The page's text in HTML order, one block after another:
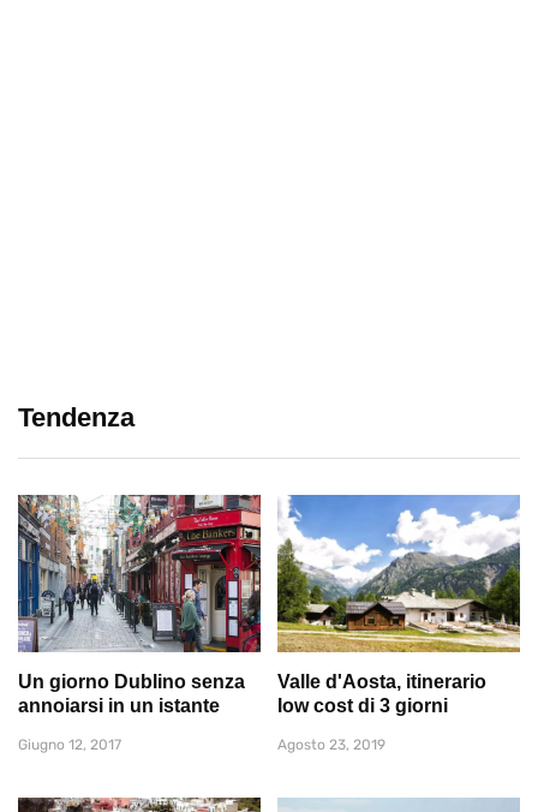
Tendenza
Un giorno Dublino senza
annoiarsi in un istante
Giugno 12, 2017
Valle d'Aosta, itinerario
low cost di 3 giorni
Agosto 23, 2019